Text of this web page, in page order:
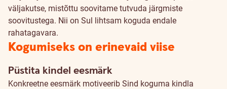
väljakutse, mistõttu soovitame tutvuda järgmiste
soovitustega. Nii on Sul lihtsam koguda endale
rahatagavara.
Kogumiseks on erinevaid viise
Püstita kindel eesmärk
Konkreetne eesmärk motiveerib Sind koguma kindla